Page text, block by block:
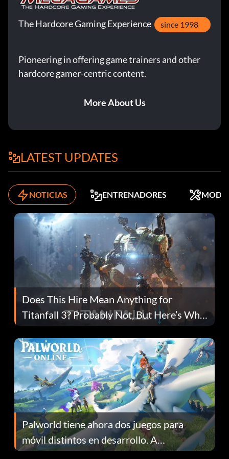
The Hardcore Gaming Experience since 1998
Pioneering in offering game trainers and other
hardcore gamer-centric content.
More About Us
LATEST UPDATES
NOTICIAS ENTRENADORES MODS
Does This Hire Mean Anything for
Titanfall 3? Probably Not, But Here’s Why
Fans Are Hopeful
Palworld tiene ahora dos juegos para
móvil distintos en desarrollo. A
continuación te explicamos por qué.